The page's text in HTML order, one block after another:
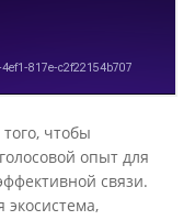
чтобы
опыт для
связи.
экосистема,